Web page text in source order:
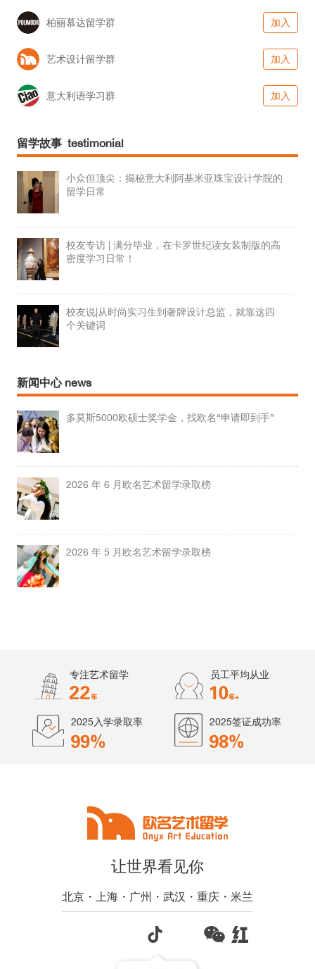
柏丽慕达留学群 加入
艺术设计留学群 加入
意大利语学习群 加入
留学故事 testimonial
小众但顶尖：揭秘意大利阿基米亚珠宝设计学院的
留学日常
校友专访 | 满分毕业，在卡罗世纪读女装制版的高
密度学习日常！
校友说|从时尚实习生到奢牌设计总监，就靠这四
个关键词
新闻中心 news
多莫斯5000欧硕士奖学金，找欧名“申请即到手”
2026 年 6 月欧名艺术留学录取榜
2026 年 5 月欧名艺术留学录取榜
专注艺术留学 员工平均从业
2025入学录取率 2025签证成功率
让世界看见你
北京・上海・广州・武汉・重庆・米兰